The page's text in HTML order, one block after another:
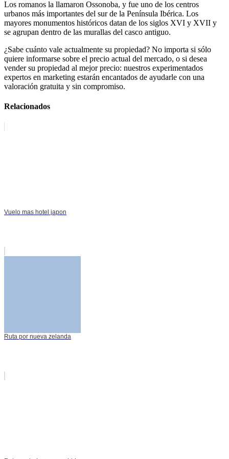
Los romanos la llamaron Ossonoba, y fue uno de los centros
urbanos más importantes del sur de la Península Ibérica. Los
mayores monumentos históricos datan de los siglos XVI y XVII y
se agrupan dentro de las murallas del casco antiguo.
¿Sabe cuánto vale actualmente su propiedad? No importa si sólo
quiere informarse sobre el precio actual del mercado, o si desea
vender su propiedad al mejor precio: nuestros experimentados
expertos en marketing estarán encantados de ayudarle con una
valoración gratuita y sin compromiso.
Relacionados
Vuelo mas hotel japon
Ruta por nueva zelanda